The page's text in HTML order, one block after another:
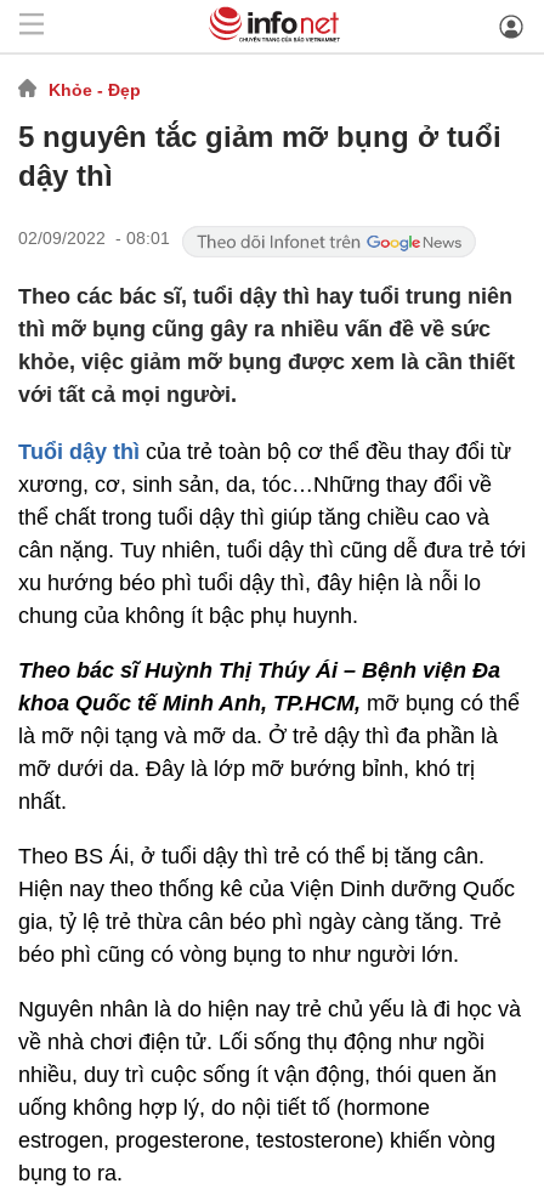
Khỏe - Đẹp
5 nguyên tắc giảm mỡ bụng ở tuổi
dậy thì
02/09/2022 - 08:01
Theo các bác sĩ, tuổi dậy thì hay tuổi trung niên
thì mỡ bụng cũng gây ra nhiều vấn đề về sức
khỏe, việc giảm mỡ bụng được xem là cần thiết
với tất cả mọi người.
Tuổi dậy thì của trẻ toàn bộ cơ thể đều thay đổi từ
xương, cơ, sinh sản, da, tóc…Những thay đổi về
thể chất trong tuổi dậy thì giúp tăng chiều cao và
cân nặng. Tuy nhiên, tuổi dậy thì cũng dễ đưa trẻ tới
xu hướng béo phì tuổi dậy thì, đây hiện là nỗi lo
chung của không ít bậc phụ huynh.
Theo bác sĩ Huỳnh Thị Thúy Ái – Bệnh viện Đa
khoa Quốc tế Minh Anh, TP.HCM, mỡ bụng có thể
là mỡ nội tạng và mỡ da. Ở trẻ dậy thì đa phần là
mỡ dưới da. Đây là lớp mỡ bướng bỉnh, khó trị
nhất.
Theo BS Ái, ở tuổi dậy thì trẻ có thể bị tăng cân.
Hiện nay theo thống kê của Viện Dinh dưỡng Quốc
gia, tỷ lệ trẻ thừa cân béo phì ngày càng tăng. Trẻ
béo phì cũng có vòng bụng to như người lớn.
Nguyên nhân là do hiện nay trẻ chủ yếu là đi học và
về nhà chơi điện tử. Lối sống thụ động như ngồi
nhiều, duy trì cuộc sống ít vận động, thói quen ăn
uống không hợp lý, do nội tiết tố (hormone
estrogen, progesterone, testosterone) khiến vòng
bụng to ra.